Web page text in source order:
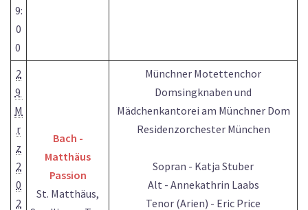
9:
0
0
2
9
M
r
z
2
0
2
Bach -
Matthäus
Passion
St. Matthäus,
Münchner Motettenchor
Domsingknaben und
Mädchenkantorei am Münchner Dom
Residenzorchester München
Sopran - Katja Stuber
Alt - Annekathrin Laabs
Tenor (Arien) - Eric Price